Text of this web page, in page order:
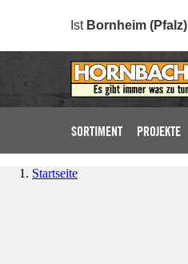
Ist Bornheim (Pfalz)
SORTIMENT PROJEKTE
Startseite